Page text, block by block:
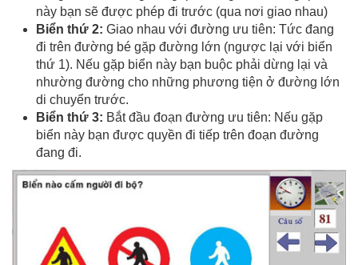
này bạn sẽ được phép đi trước (qua nơi giao nhau)
Biển thứ 2: Giao nhau với đường ưu tiên: Tức đang
đi trên đường bé gặp đường lớn (ngược lại với biển
thứ 1). Nếu gặp biển này bạn buộc phải dừng lại và
nhường đường cho những phương tiện ở đường lớn
di chuyển trước.
Biển thứ 3: Bắt đầu đoạn đường ưu tiên: Nếu gặp
biển này bạn được quyền đi tiếp trên đoạn đường
đang đi.